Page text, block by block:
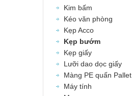
Kim bấm
Kéo văn phòng
Kẹp Acco
Kẹp bướm
Kẹp giấy
Lưỡi dao dọc giấy
Màng PE quấn Pallet
Máy tính